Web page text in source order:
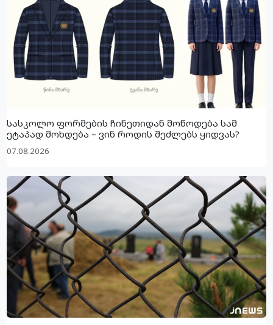
სასკოლო ფორმების ჩინეთიდან მოწოდება სამ
ეტაპად მოხდება – ვინ როდის შეძლებს ყიდვას?
07.08.2026